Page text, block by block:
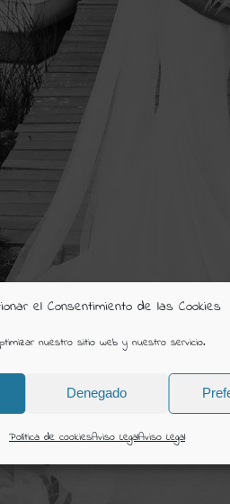
el Consentimiento de las Cookies
nuestro sitio web y nuestro servicio.
Denegado
Política de cookiesAviso LegalAviso Legal